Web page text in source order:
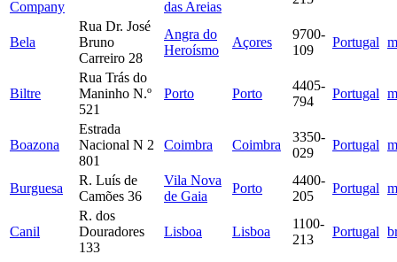
Company
das Areias
Bela
Rua Dr. José
Bruno
Carreiro 28
Angra do
Heroísmo
Açores
9700-
109
Portugal
Biltre
Rua Trás do
Maninho N.º
521
Porto Porto
4405-
794
Portugal
Boazona
Estrada
Nacional N 2
801
Coimbra Coimbra
3350-
029
Portugal
Burguesa
R. Luís de
Camões 36
Vila Nova
de Gaia
Porto
4400-
205
Portugal
Canil
R. dos
Douradores
133
Lisboa Lisboa
1100-
213
Portugal